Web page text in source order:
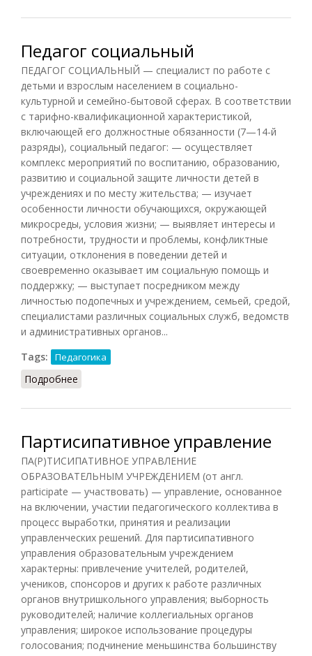
Педагог социальный
ПЕДАГОГ СОЦИАЛЬНЫЙ — специалист по работе с
детьми и взрослым населением в социально-
культурной и семейно-бытовой сферах. В соответствии
с тарифно-квалификационной характеристикой,
включающей его должностные обязанности (7—14-й
разряды), социальный педагог: — осуществляет
комплекс мероприятий по воспитанию, образованию,
развитию и социальной защите личности детей в
учреждениях и по месту жительства; — изучает
особенности личности обучающихся, окружающей
микросреды, условия жизни; — выявляет интересы и
потребности, трудности и проблемы, конфликтные
ситуации, отклонения в поведении детей и
своевременно оказывает им социальную помощь и
поддержку; — выступает посредником между
личностью подопечных и учреждением, семьей, средой,
специалистами различных социальных служб, ведомств
и административных органов...
Tags:
Педагогика
Подробнее
Партисипативное управление
ПА(Р)ТИСИПАТИВНОЕ УПРАВЛЕНИЕ
ОБРАЗОВАТЕЛЬНЫМ УЧРЕЖДЕНИЕМ (от англ.
participate — участвовать) — управление, основанное
на включении, участии педагогического коллектива в
процесс выработки, принятия и реализации
управленческих решений. Для партисипативного
управления образовательным учреждением
характерны: привлечение учителей, родителей,
учеников, спонсоров и других к работе различных
органов внутришкольного управления; выборность
руководителей; наличие коллегиальных органов
управления; широкое использование процедуры
голосования; подчинение меньшинства большинству